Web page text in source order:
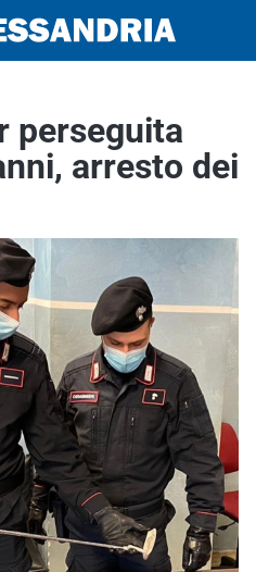
perseguita
arresto dei